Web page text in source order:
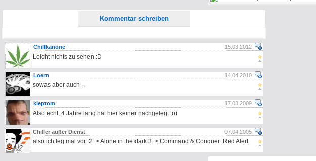
Kommentar schreiben
15.03.2012
Chillkanone
Leicht nichts zu sehen :D
14.04.2010
Loern
sowas aber auch -.-
17.03.2009
kleptom
Also echt, 4 Jahre lang hat hier keiner nachgelegt ;o)
07.04.2005
Chiller außer Dienst
also ich leg mal vor: 2. > Alone in the dark 3. > Command & Conquer: Red Alert